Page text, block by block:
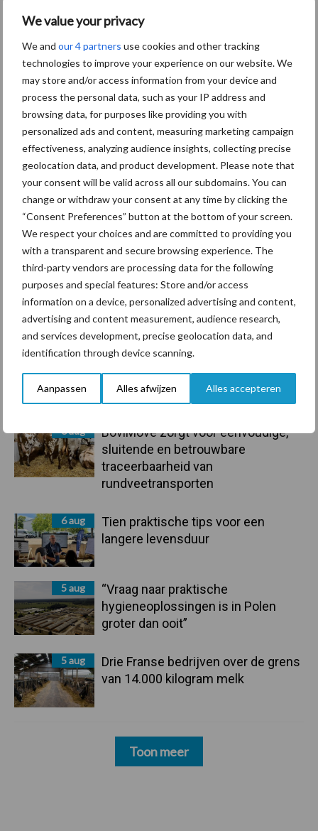
We value your privacy
We and our 4 partners use cookies and other tracking
technologies to improve your experience on our website. We
may store and/or access information from your device and
process the personal data, such as your IP address and
browsing data, for purposes like providing you with
personalized ads and content, measuring marketing campaign
effectiveness, analyzing audience insights, collecting precise
geolocation data, and product development. Please note that
your consent will be valid across all our subdomains. You can
change or withdraw your consent at any time by clicking the
“Consent Preferences” button at the bottom of your screen.
We respect your choices and are committed to providing you
with a transparent and secure browsing experience. The
third-party vendors are processing data for the following
purposes and special features: Store and/or access
information on a device, personalized advertising and content,
advertising and content measurement, audience research,
and services development, precise geolocation data, and
identification through device scanning.
Aanpassen Alles afwijzen Alles accepteren
Primaire
Sidebar
Recent nieuws Partner nieuws
7 aug
De speenhuid: een vaak
onderschatte risicofactor voor
mastitis
6 aug
BoviMove zorgt voor eenvoudige,
sluitende en betrouwbare
traceerbaarheid van
rundveetransporten
6 aug
Tien praktische tips voor een
langere levensduur
5 aug
“Vraag naar praktische
hygieneoplossingen is in Polen
groter dan ooit”
5 aug
Drie Franse bedrijven over de grens
van 14.000 kilogram melk
Toon meer
voor mastitis
BoviMove zorgt voor
eenvoudige, sluitende en
betrouwbare
traceerbaarheid van
rundveetransporten
Tien praktische tips voor
een langere levensduur